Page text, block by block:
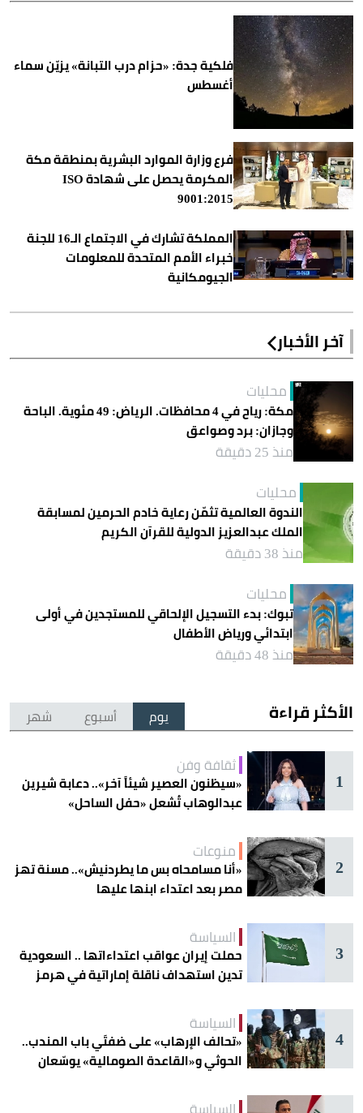
فلكية جدة: «حزام درب التبانة» يزيّن سماء
أغسطس
فرع وزارة الموارد البشرية بمنطقة مكة
المكرمة يحصل على شهادة ISO
9001:2015
المملكة تشارك في الاجتماع الـ16 للجنة
خبراء الأمم المتحدة للمعلومات
الجيومكانية
آخر الأخبار
محليات
مكة: رياح في 4 محافظات. الرياض: 49 مئوية. الباحة
وجازان: برد وصواعق
منذ 25 دقيقة
محليات
الندوة العالمية تثمّن رعاية خادم الحرمين لمسابقة
الملك عبدالعزيز الدولية للقرآن الكريم
منذ 38 دقيقة
محليات
تبوك: بدء التسجيل الإلحاقي للمستجدين في أولى
ابتدائي ورياض الأطفال
منذ 48 دقيقة
الأكثر قراءة يوم أسبوع شهر
1
ثقافة وفن
«سيظنون العصير شيئاً آخر».. دعابة شيرين
عبدالوهاب تُشعل «حفل الساحل»
2
منوعات
«أنا مسامحاه بس ما يطردنيش».. مسنة تهز
مصر بعد اعتداء ابنها عليها
3
السياسة
حملت إيران عواقب اعتداءاتها .. السعودية
تدين استهداف ناقلة إماراتية في هرمز
4
السياسة
«تحالف الإرهاب» على ضفتَي باب المندب..
الحوثي و«القاعدة الصومالية» يوسّعان